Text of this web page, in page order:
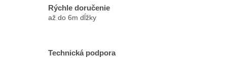
Rýchle doručenie
až do 6m dĺžky
Technická podpora